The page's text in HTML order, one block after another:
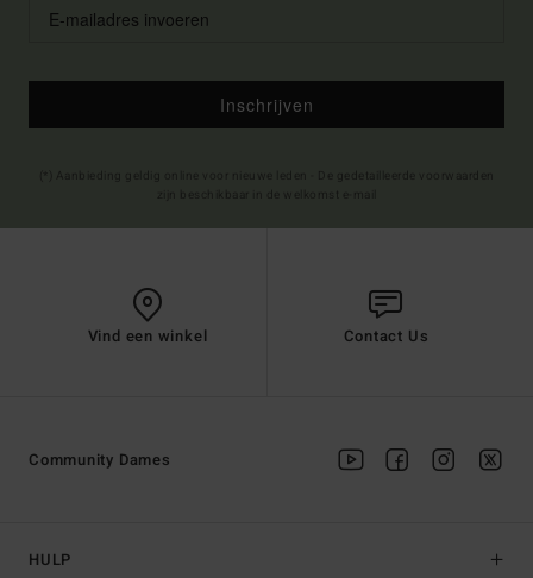
Inschrijven
Vind een winkel Contact Us
HULP
Community Dames